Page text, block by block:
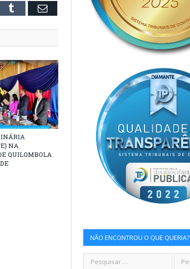
Tumblr Email
NA
QUILOMBOLA
NÃO ENCONTROU O QUE QUERIA?